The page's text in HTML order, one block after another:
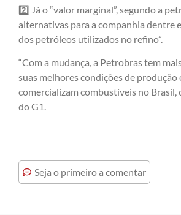
2️⃣ Já o “valor marginal”, segundo a
alternativas para a companhia dentre
dos petróleos utilizados no refino”.
“Com a mudança, a Petrobras tem
suas melhores condições de
comercializam combustíveis no
do G1.
Seja o primeiro a comentar